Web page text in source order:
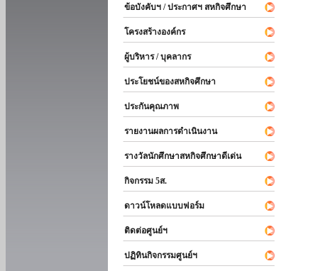
ข้อบังคับฯ / ประกาศฯ สหกิจศึกษา
โครงสร้างองค์กร
ผู้บริหาร / บุคลากร
ประโยชน์ของสหกิจศึกษา
ประกันคุณภาพ
รายงานผลการดำเนินงาน
รางวัลนักศึกษาสหกิจศึกษาดีเด่น
กิจกรรม 5ส.
ดาวน์โหลดแบบฟอร์ม
ติดต่อศูนย์ฯ
ปฏิทินกิจกรรมศูนย์ฯ